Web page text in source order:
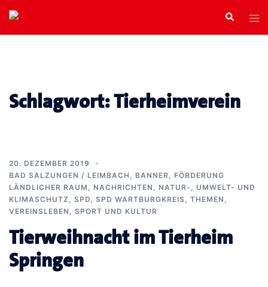
Zum
Inhalt
springen
Search
Schlagwort:Tierheimverein
20. DEZEMBER 2019
BAD SALZUNGEN / LEIMBACH
BANNER
FÖRDERUNG
LÄNDLICHER RAUM
NACHRICHTEN
NATUR-, UMWELT- UND
KLIMASCHUTZ
SPD SPD WARTBURGKREIS THEMEN
VEREINSLEBEN, SPORT UND KULTUR
Tierweihnacht im Tierheim
Springen